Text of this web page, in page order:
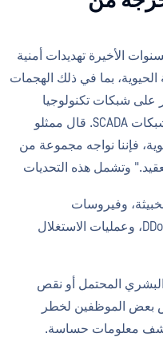
الأخيرة تهديدات أمنية
الحيوية، بما في ذلك الهجمات
على شبكات تكنولوجيا
المعلومات والتكنولوجيا التشغيلية وشبكات SCADA. قال ممثلو
فإننا نواجه مجموعة من
وتشمل هذه التحديات
وفيروسات
الفدية، والتصيد الاحتيالي، وهجمات DDoS، وعمليات الاستغلال
المحتمل أو نقص
بعض الموظفين لخطر
معلومات حساسة.